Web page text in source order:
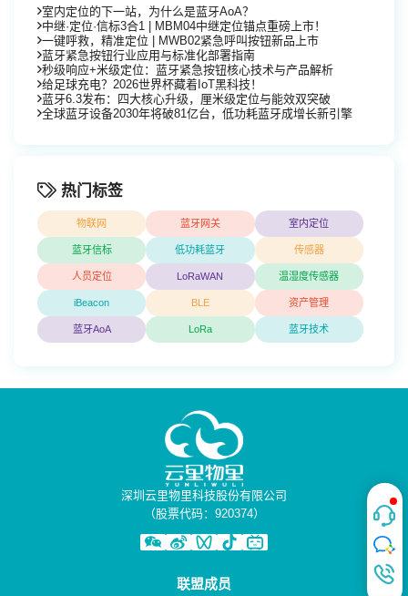
室内定位的下一站，为什么是蓝牙AoA？
中继·定位·信标3合1 | MBM04中继定位锚点重磅上市！
一键呼救，精准定位 | MWB02紧急呼叫按钮新品上市
蓝牙紧急按钮行业应用与标准化部署指南
秒级响应+米级定位：蓝牙紧急按钮核心技术与产品解析
给足球充电？2026世界杯藏着IoT黑科技！
蓝牙6.3发布：四大核心升级，厘米级定位与能效双突破
全球蓝牙设备2030年将破81亿台，低功耗蓝牙成增长新引擎
热门标签
物联网 蓝牙网关 室内定位
蓝牙信标 低功耗蓝牙 传感器
人员定位 LoRaWAN 温湿度传感器
iBeacon BLE 资产管理
蓝牙AoA LoRa 蓝牙技术
深圳云里物里科技股份有限公司
（股票代码：920374）
联盟成员